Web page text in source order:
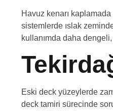
Havuz kenarı
sistemlerde ıslak
kullanımda daha
Eski deck yüzeylerde
deck tamiri sürecinde